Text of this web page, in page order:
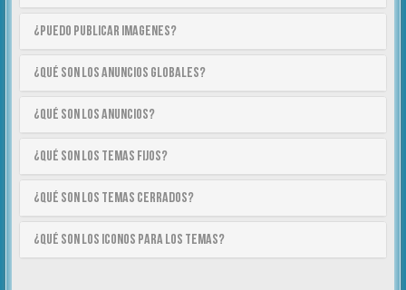
¿Puedo publicar imagenes?
¿Qué son los anuncios globales?
¿Qué son los anuncios?
¿Qué son los temas fijos?
¿Qué son los temas cerrados?
¿Qué son los iconos para los temas?